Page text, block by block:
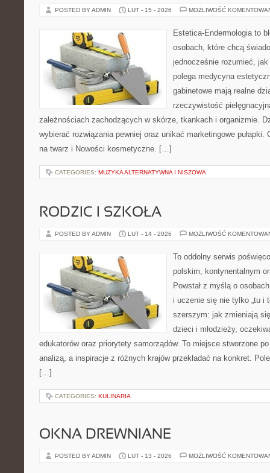
POSTED BY ADMIN LUT - 15 - 2026 MOŻLIWOŚĆ
Estetica-Endermologia to
osobach, które chcą
jednocześnie rozumieć,
polega medycyna
gabinetowe mają realne
rzeczywistość
zależnościach zachodzących w skórze, tkankach i organizmie.
wybierać rozwiązania pewniej oraz unikać marketingowe pułapki.
na twarz i Nowości kosmetyczne. […]
CATEGORIES: MUZYKA ALTERNATYWNA I NISZOWA
RODZIC I SZKOŁA
POSTED BY ADMIN LUT - 14 - 2026 MOŻLIWOŚĆ
To oddolny serwis
polskim, kontynentalnym
Powstał z myślą o
i uczenie się nie tylko „tu i
szerszym: jak zmieniają
dzieci i młodzieży,
edukatorów oraz priorytety samorządów. To miejsce stworzone
analizą, a inspiracje z różnych krajów przekładać na konkret.
[…]
CATEGORIES: KULINARIA
OKNA DREWNIANE
POSTED BY ADMIN LUT - 13 - 2026 MOŻLIWOŚĆ